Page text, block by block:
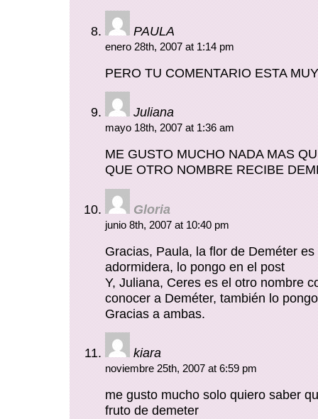
PAULA
enero 28th, 2007 at 1:14 pm
PERO TU COMENTARIO ESTA
Juliana
mayo 18th, 2007 at 1:36 am
ME GUSTO MUCHO NADA MAS
QUE OTRO NOMBRE RECIBE
Gloria
junio 8th, 2007 at 10:40 pm
Gracias, Paula, la flor de Deméter
adormidera, lo pongo en el post
Y, Juliana, Ceres es el otro nombre
conocer a Deméter, también lo
Gracias a ambas.
kiara
noviembre 25th, 2007 at 6:59 pm
me gusto mucho solo quiero saber
fruto de demeter